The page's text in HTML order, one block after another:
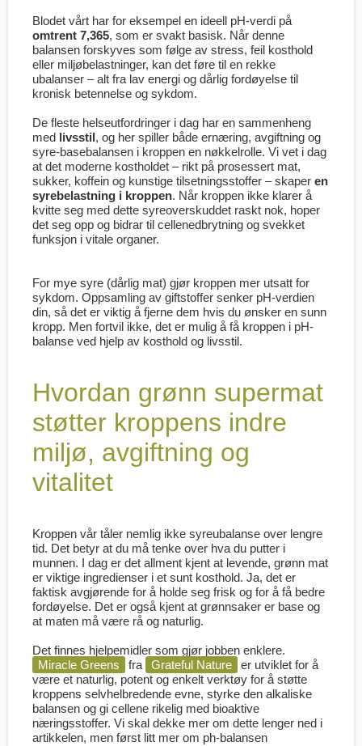
Blodet vårt har for eksempel en ideell pH-verdi på
omtrent 7,365, som er svakt basisk. Når denne
balansen forskyves som følge av stress, feil kosthold
eller miljøbelastninger, kan det føre til en rekke
ubalanser – alt fra lav energi og dårlig fordøyelse til
kronisk betennelse og sykdom.
De fleste helseutfordringer i dag har en sammenheng
med livsstil, og her spiller både ernæring, avgiftning og
syre-basebalansen i kroppen en nøkkelrolle. Vi vet i dag
at det moderne kostholdet – rikt på prosessert mat,
sukker, koffein og kunstige tilsetningsstoffer – skaper en
syrebelastning i kroppen. Når kroppen ikke klarer å
kvitte seg med dette syreoverskuddet raskt nok, hoper
det seg opp og bidrar til cellenedbrytning og svekket
funksjon i vitale organer.
For mye syre (dårlig mat) gjør kroppen mer utsatt for
sykdom. Oppsamling av giftstoffer senker pH-verdien
din, så det er viktig å fjerne dem hvis du ønsker en sunn
kropp. Men fortvil ikke, det er mulig å få kroppen i pH-
balanse ved hjelp av kosthold og livsstil.
Hvordan grønn supermat
støtter kroppens indre
miljø, avgiftning og
vitalitet
Kroppen vår tåler nemlig ikke syreubalanse over lengre
tid. Det betyr at du må tenke over hva du putter i
munnen. I dag er det allment kjent at levende, grønn mat
er viktige ingredienser i et sunt kosthold. Ja, det er
faktisk avgjørende for å holde seg frisk og for å få bedre
fordøyelse. Det er også kjent at grønnsaker er base og
at maten må være rå og naturlig.
Det finnes hjelpemidler som gjør jobben enklere.
Miracle Greens
fra Grateful Nature
er utviklet for å
være et naturlig, potent og enkelt verktøy for å støtte
kroppens selvhelbredende evne, styrke den alkaliske
balansen og gi cellene rikelig med bioaktive
næringsstoffer. Vi skal dekke mer om dette lenger ned i
artikkelen, men først litt mer om ph-balansen